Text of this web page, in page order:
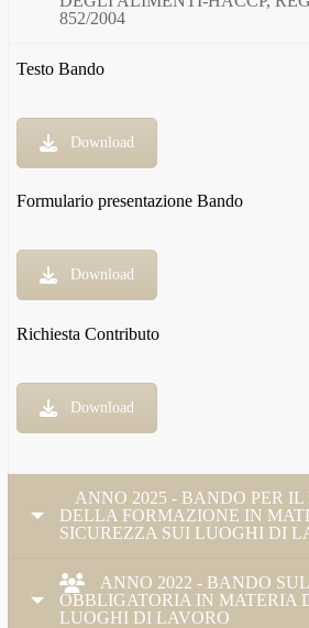
852/2004
Testo Bando
Download
Formulario presentazione Bando
Download
Richiesta Contributo
Download
ANNO 2025 - BANDO PER
DELLA FORMAZIONE IN
SICUREZZA SUI LUOGHI DI
ANNO 2022 - BANDO
OBBLIGATORIA IN MATERIA
LUOGHI DI LAVORO